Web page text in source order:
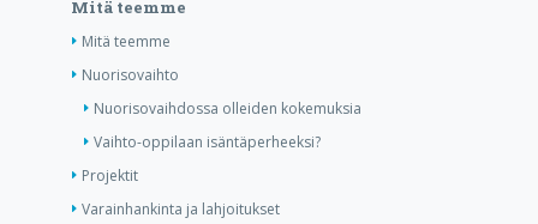
Mitä teemme
Mitä teemme
Nuorisovaihto
Nuorisovaihdossa olleiden kokemuksia
Vaihto-oppilaan isäntäperheeksi?
Projektit
Varainhankinta ja lahjoitukset